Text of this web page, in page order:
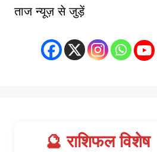
ताज न्यूज़ से जुड़ें
🔮 राशिफल विशेष